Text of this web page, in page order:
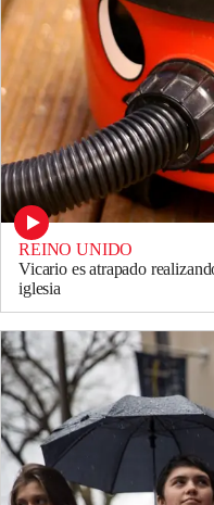
REINO UNIDO
Vicario es atrapado
iglesia